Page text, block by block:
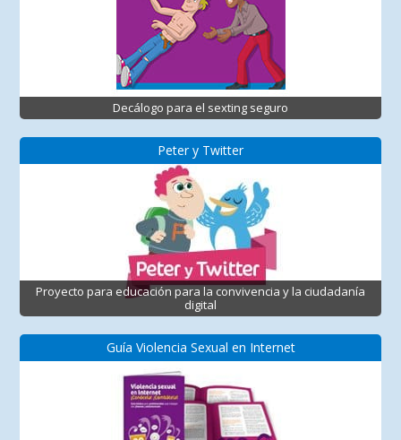
Decálogo para el sexting seguro
Peter y Twitter
Proyecto para educación para la convivencia y la ciudadanía
digital
Guía Violencia Sexual en Internet